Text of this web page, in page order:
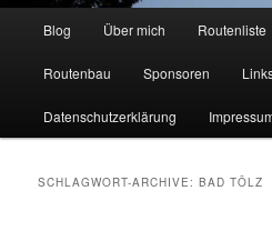
Blog Über mich Routenliste
Routenbau Sponsoren
Datenschutzerklärung
SCHLAGWORT-ARCHIVE:BAD TÖLZ